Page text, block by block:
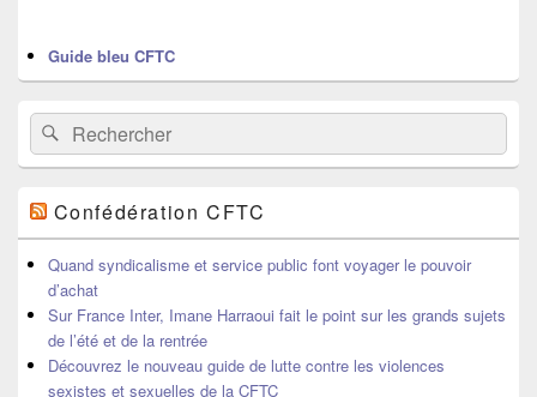
Guide bleu CFTC
Recherche :
Rechercher
Confédération CFTC
Quand syndicalisme et service public font voyager le pouvoir
d’achat
Sur France Inter, Imane Harraoui fait le point sur les grands sujets
de l’été et de la rentrée
Découvrez le nouveau guide de lutte contre les violences
sexistes et sexuelles de la CFTC